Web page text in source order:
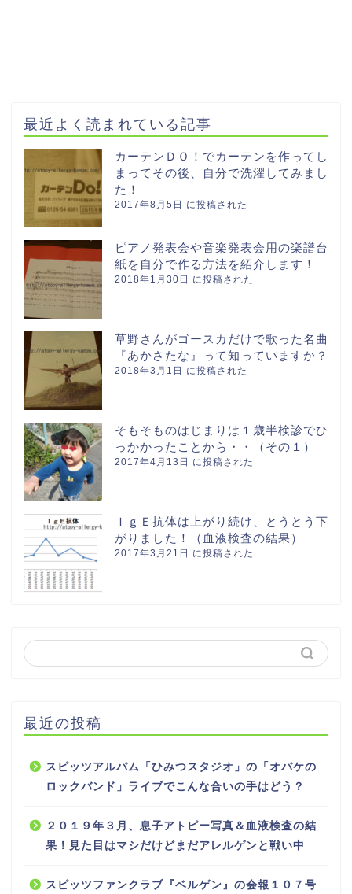
最近よく読まれている記事
カーテンＤＯ！でカーテンを作ってし
まってその後、自分で洗濯してみまし
た！
2017年8月5日 に投稿された
ピアノ発表会や音楽発表会用の楽譜台
紙を自分で作る方法を紹介します！
2018年1月30日 に投稿された
草野さんがゴースカだけで歌った名曲
『あかさたな』って知っていますか？
2018年3月1日 に投稿された
そもそものはじまりは１歳半検診でひ
っかかったことから・・（その１）
2017年4月13日 に投稿された
ＩｇＥ抗体は上がり続け、とうとう下
がりました！（血液検査の結果）
2017年3月21日 に投稿された
最近の投稿
スピッツアルバム「ひみつスタジオ」の「オバケの
ロックバンド」ライブでこんな合いの手はどう？
２０１９年３月、息子アトピー写真＆血液検査の結
果！見た目はマシだけどまだアレルゲンと戦い中
スピッツファンクラブ『ベルゲン』の会報１０７号